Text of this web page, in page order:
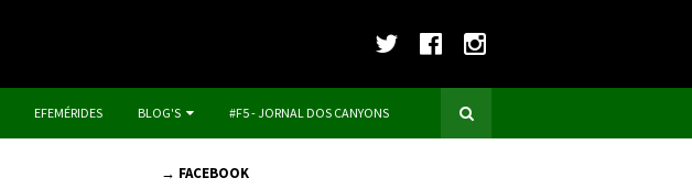
EFEMÉRIDES BLOG'S #F5 - JORNAL DOS CANYONS
→ FACEBOOK